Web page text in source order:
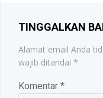
TINGGALKAN
Alamat email Anda
wajib ditandai *
Komentar *